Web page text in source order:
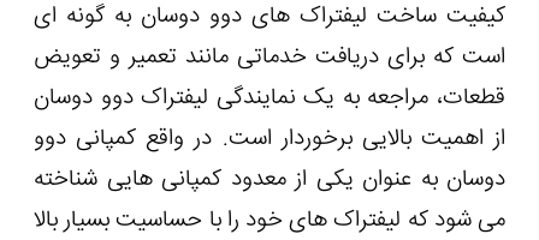
کیفیت ساخت لیفتراک های دوو دوسان به گونه ای
است که برای دریافت خدماتی مانند تعمیر و تعویض
قطعات، مراجعه به یک نمایندگی لیفتراک دوو دوسان
از اهمیت بالایی برخوردار است. در واقع کمپانی دوو
دوسان به عنوان یکی از معدود کمپانی هایی شناخته
می ‌شود که لیفتراک های خود را با حساسیت بسیار بالا